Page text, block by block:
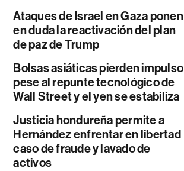
Ataques de Israel en Gaza ponen
en duda la reactivación del plan
de paz de Trump
Bolsas asiáticas pierden impulso
pese al repunte tecnológico de
Wall Street y el yen se estabiliza
Justicia hondureña permite a
Hernández enfrentar en libertad
caso de fraude y lavado de
activos